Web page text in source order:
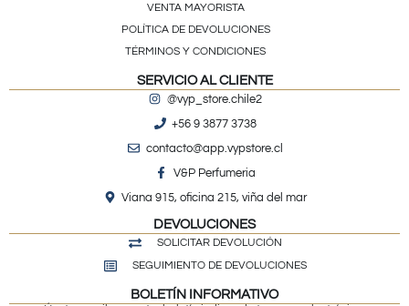
VENTA MAYORISTA
POLÍTICA DE DEVOLUCIONES
TÉRMINOS Y CONDICIONES
SERVICIO AL CLIENTE
@vyp_store.chile2
+56 9 3877 3738
contacto@app.vypstore.cl
V&P Perfumeria
Viana 915, oficina 215, viña del mar
DEVOLUCIONES
SOLICITAR DEVOLUCIÓN
SEGUIMIENTO DE DEVOLUCIONES
BOLETÍN INFORMATIVO